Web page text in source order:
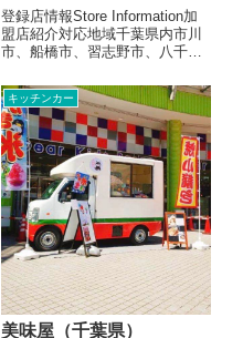
登録店情報Store Information加
盟店紹介対応地域千葉県内市川
市、船橋市、習志野市、八千代
ンカーメニュー/販売・取扱品目
胡椒餅 300円台湾風ぜんざい
350円台湾アップルサイダー 250
円台湾茶 2...
キッチンカー
美味屋（千葉県）